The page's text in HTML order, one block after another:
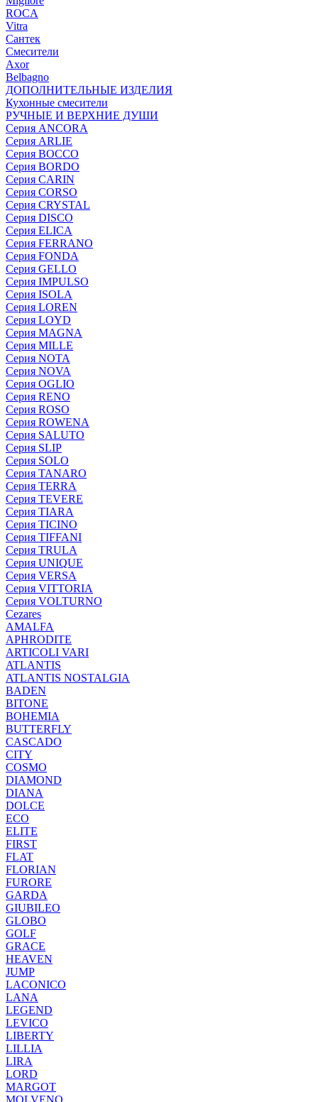
ROCA
Vitra
Сантек
Смесители
Axor
Belbagno
ДОПОЛНИТЕЛЬНЫЕ ИЗДЕЛИЯ
Кухонные смесители
РУЧНЫЕ И ВЕРХНИЕ ДУШИ
Серия ANCORA
Серия ARLIE
Серия BOCCO
Серия BORDO
Серия CARIN
Серия CORSO
Серия CRYSTAL
Серия DISCO
Серия ELICA
Серия FERRANO
Серия FONDA
Серия GELLO
Серия IMPULSO
Серия ISOLA
Серия LOREN
Серия LOYD
Серия MAGNA
Серия MILLE
Серия NOTA
Серия NOVA
Серия OGLIO
Серия RENO
Серия ROSO
Серия ROWENA
Серия SALUTO
Серия SLIP
Серия SOLO
Серия TANARO
Серия TERRA
Серия TEVERE
Серия TIARA
Серия TICINO
Серия TIFFANI
Серия TRULA
Серия UNIQUE
Серия VERSA
Серия VITTORIA
Серия VOLTURNO
Cezares
AMALFA
APHRODITE
ARTICOLI VARI
ATLANTIS
ATLANTIS NOSTALGIA
BADEN
BITONE
BOHEMIA
BUTTERFLY
CASCADO
CITY
COSMO
DIAMOND
DIANA
DOLCE
ECO
ELITE
FIRST
FLAT
FLORIAN
FURORE
GARDA
GIUBILEO
GLOBO
GOLF
GRACE
HEAVEN
JUMP
LACONICO
LANA
LEGEND
LEVICO
LIBERTY
LILLIA
LIRA
LORD
MARGOT
MOLVENO